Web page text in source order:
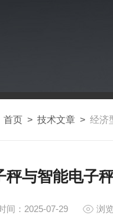
首页 > 技术文章 > 经济
与智能电子
间：2025-07-29 浏